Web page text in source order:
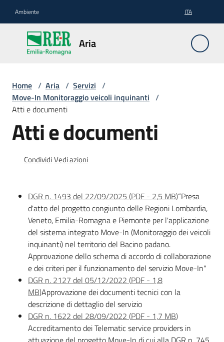
Ambiente ITA
Aria
Aria
PAIR
2030
Emissioni
in
Servizi
strumenti
Normativa
Home / Aria / Servizi /
Move-In Monitoraggio veicoli inquinanti /
Atti e documenti
Atti e documenti
CondividiVedi azioni
DGR n. 1493 del 22/09/2025 (PDF - 2,5 MB)“Presa
d'atto del progetto congiunto delle Regioni Lombardia,
Veneto, Emilia-Romagna e Piemonte per l'applicazione
del sistema integrato Move-In (Monitoraggio dei veicoli
inquinanti) nel territorio del Bacino padano.
Approvazione dello schema di accordo di collaborazione
e dei criteri per il funzionamento del servizio Move-In"
DGR n. 2127 del 05/12/2022 (PDF - 1,8
MB)Approvazione dei documenti tecnici con la
descrizione di dettaglio del servizio
DGR n. 1622 del 28/09/2022 (PDF - 1,7 MB)
Accreditamento dei Telematic service providers in